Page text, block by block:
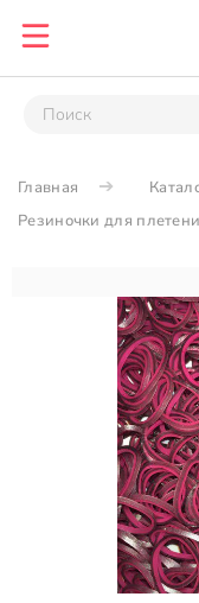
Главная
Резиночки для